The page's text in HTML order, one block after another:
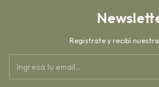
Registrate y recibí